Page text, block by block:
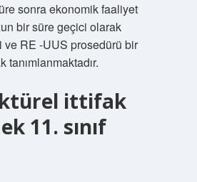
sonra ekonomik faaliyet
bir süre geçici olarak
ve RE -UUS prosedürü bir
tanımlanmaktadır.
ittifak
11. sınıf